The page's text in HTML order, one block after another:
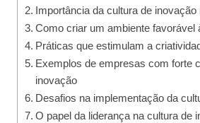
Importância da cultura de
Como criar um ambiente favorável
Práticas que estimulam a
Exemplos de empresas com forte
inovação
Desafios na implementação da
O papel da liderança na cultura de